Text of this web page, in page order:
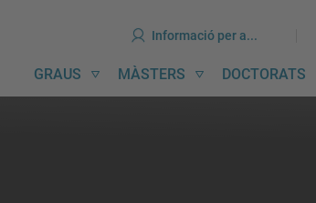
Ves
al
contingut
Ves
al
menú
Informació per a...
GRAUS MÀSTERS DOCTORATS